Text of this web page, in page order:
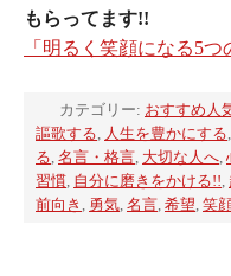
もらってます!!
「明るく笑顔になる5
カテゴリー: おすすめ人
謳歌する
人生を豊かにする
る 名言・格言 大切な人へ
習慣 自分に磨きをかける!!
前向き
勇気 名言 希望 笑